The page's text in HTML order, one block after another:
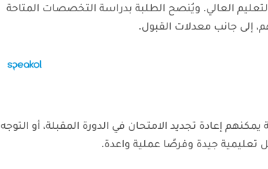
العالي. ويُنصح الطلبة بدراسة التخصصات المتاحة
إلى جانب معدلات القبول.
إعادة تجديد الامتحان في الدورة المقبلة، أو التوجه
تعليمية جيدة وفرصًا عملية واعدة.